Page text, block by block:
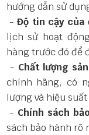
hướng dẫn sử
-Độ tin cậy của
lịch sử hoạt
hàng trước đó để
- Chất lượng
chính hãng, có
lượng và hiệu
- Chính sách
sách bảo hành rõ